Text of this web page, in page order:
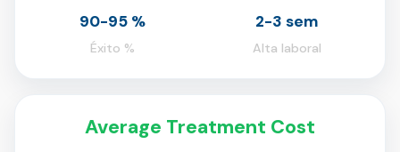
90-95 %
Éxito %
2-3 sem
Alta laboral
Average Treatment Cost